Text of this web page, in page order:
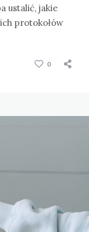
ustalić, jakie
protokołów
0